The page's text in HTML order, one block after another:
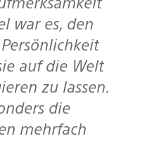
war es, den
auf die Welt
zu lassen.
die
mehrfach